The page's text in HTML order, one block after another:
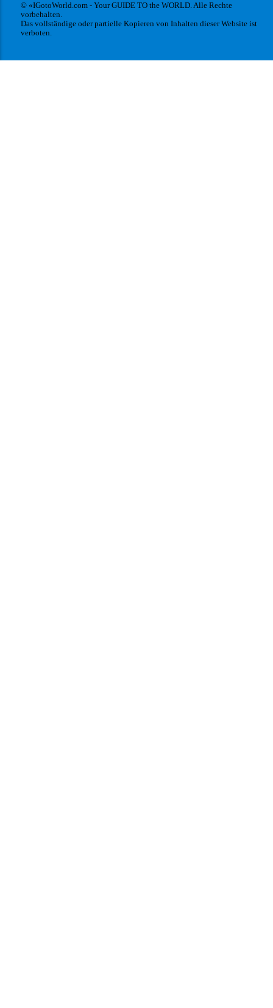
© «IGotoWorld.com - Your GUIDE TO the WORLD. Alle Rechte
vorbehalten.
Das vollständige oder partielle Kopieren von Inhalten dieser Website ist
verboten.